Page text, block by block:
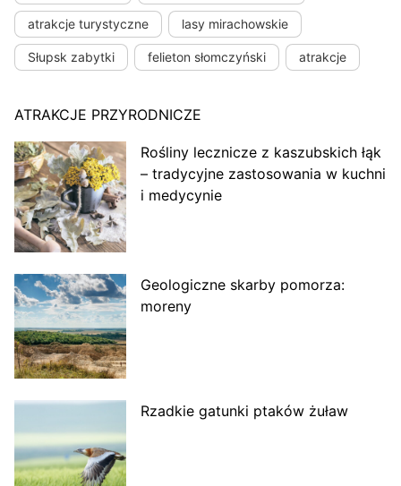
atrakcje turystyczne lasy mirachowskie
Słupsk zabytki felieton słomczyński atrakcje
ATRAKCJE PRZYRODNICZE
Rośliny lecznicze z kaszubskich łąk
– tradycyjne zastosowania w kuchni
i medycynie
Geologiczne skarby pomorza:
moreny
Rzadkie gatunki ptaków żuław